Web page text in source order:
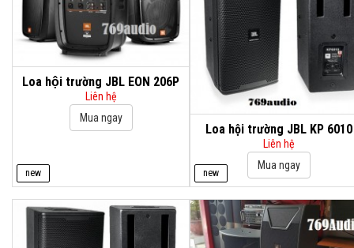
new
Loa hội trường JBL EON 206P
Liên hệ
new
Loa hội trường JBL KP 6010
Liên hệ